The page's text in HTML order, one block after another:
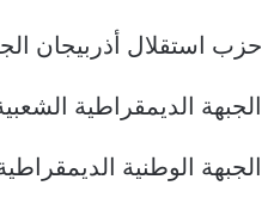
حزب استقلال أذربيجان
الجبهة الديمقراطية
الجبهة الوطنية